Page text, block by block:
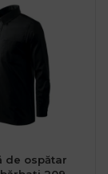
de ospătar